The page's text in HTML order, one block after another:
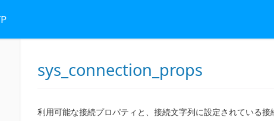
sys_connection_props
利用可能な接続プロパティと、接続文字列に設定されている接